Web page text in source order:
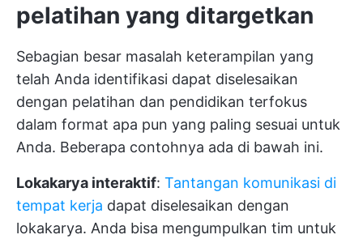
pelatihan yang ditargetkan
Sebagian besar masalah keterampilan yang
telah Anda identifikasi dapat diselesaikan
dengan pelatihan dan pendidikan terfokus
dalam format apa pun yang paling sesuai untuk
Anda. Beberapa contohnya ada di bawah ini.
Lokakarya interaktif: Tantangan komunikasi di
tempat kerja dapat diselesaikan dengan
lokakarya. Anda bisa mengumpulkan tim untuk